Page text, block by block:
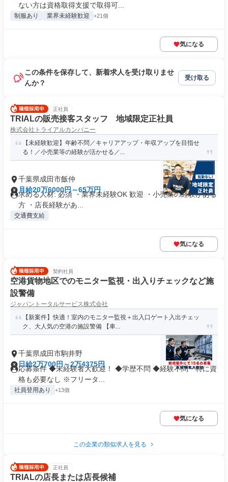
ない方は資格取得支援で取得可...
制服あり 業界未経験歓迎 +21個
気になる
この条件を保存して、新着求人を受け取りませ
んか？
受け取る
正社員
TRIALの販売接客スタッフ 地域限定正社員
株式会社トライアルカンパニー
【未経験歓迎】年齢不問／キャリアアップ・年収アップを目指せ
る！／小売業等の経験が活かせる／...
千葉県成田市飯仲
月給20万6000円～65万円
求める人材: 必須 ・業界未経験OK 歓迎 ・小売業の経験がある
方 ・店長経験があ...
交通費支給
気になる
契約社員
空港貨物地区でのモニター監視・出入りチェックなど施
設警備
ジャパントータルサービス株式会社
【新案件】快適！室内のモニター監視＋出入口ゲート入出チェッ
ク、大人気の空港の施設警備 【車...
千葉県成田市駒井野
日給2万700円～2万4375円
応募条件 ◆未経験者大歓迎！ ◆学歴不問 ◆経験不問・特に資
格も必要なし ※フリータ...
社員登用あり +13個
気になる
この企業の類似求人を見る
正社員
TRIALの店長または店長候補